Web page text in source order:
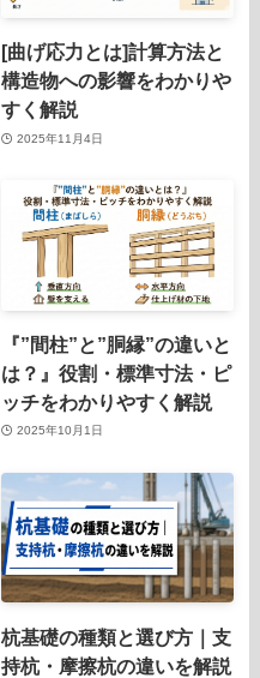
[曲げ応力とは]計算方法と
構造物への影響をわかりや
すく解説
2025年11月4日
『”間柱”と”胴縁”の違いと
は？』役割・標準寸法・ピ
ッチをわかりやすく解説
2025年10月1日
杭基礎の種類と選び方｜支
持杭・摩擦杭の違いを解説